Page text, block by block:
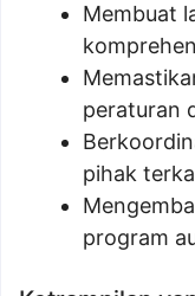
Membuat
peraturan
pihak
program